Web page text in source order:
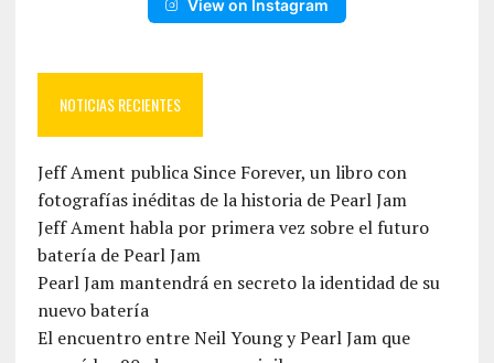
View on Instagram
NOTICIAS RECIENTES
Jeff Ament publica Since Forever, un libro con
fotografías inéditas de la historia de Pearl Jam
Jeff Ament habla por primera vez sobre el futuro
batería de Pearl Jam
Pearl Jam mantendrá en secreto la identidad de su
nuevo batería
El encuentro entre Neil Young y Pearl Jam que